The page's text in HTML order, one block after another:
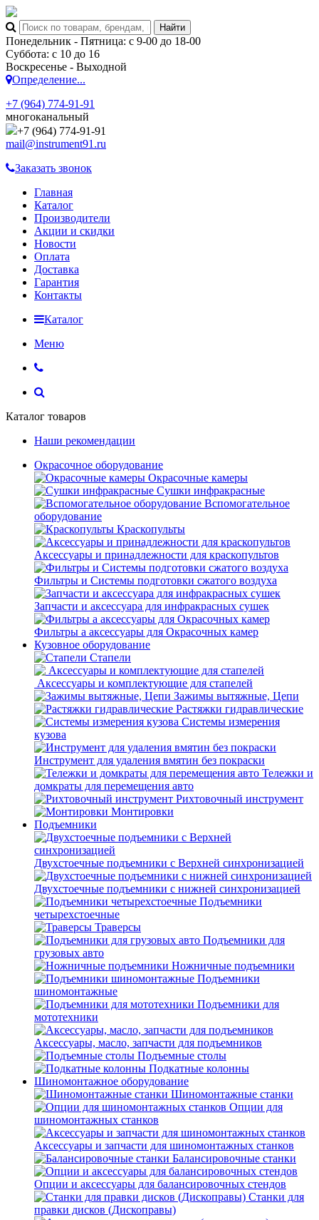
Понедельник - Пятница: с 9-00 до 18-00
Суббота: с 10 до 16
Воскресенье - Выходной
Определение...
+7 (964) 774-91-91
многоканальный
+7 (964) 774-91-91
mail@instrument91.ru
Заказать звонок
Главная
Каталог
Производители
Акции и скидки
Новости
Оплата
Доставка
Гарантия
Контакты
Каталог
Меню
Каталог товаров
Наши рекомендации
Окрасочное оборудование
Окрасочные камеры
Сушки инфракрасные
Вспомогательное
оборудование
Краскопульты
Аксессуары и принадлежности для краскопультов
Фильтры и Системы подготовки сжатого воздуха
Запчасти и аксессуара для инфракрасных сушек
Фильтры а аксессуары для Окрасочных камер
Кузовное оборудование
Стапели
Аксессуары и комплектующие для стапелей
Зажимы вытяжные, Цепи
Растяжки гидравлические
Системы измерения
кузова
Инструмент для удаления вмятин без покраски
Тележки и
домкраты для перемещения авто
Рихтовочный инструмент
Монтировки
Подъемники
Двухстоечные подъемники с Верхней синхронизацией
Двухстоечные подъемники с нижней синхронизацией
Подъемники
четырехстоечные
Траверсы
Подъемники для
грузовых авто
Ножничные подъемники
Подъемники
шиномонтажные
Подъемники для
мототехники
Аксессуары, масло, запчасти для подъемников
Подъемные столы
Подкатные колонны
Шиномонтажное оборудование
Шиномонтажные станки
Опции для
шиномонтажных станков
Аксессуары и запчасти для шиномонтажных станков
Балансировочные станки
Опции и аксессуары для балансировочных стендов
Станки для
правки дисков (Дископравы)